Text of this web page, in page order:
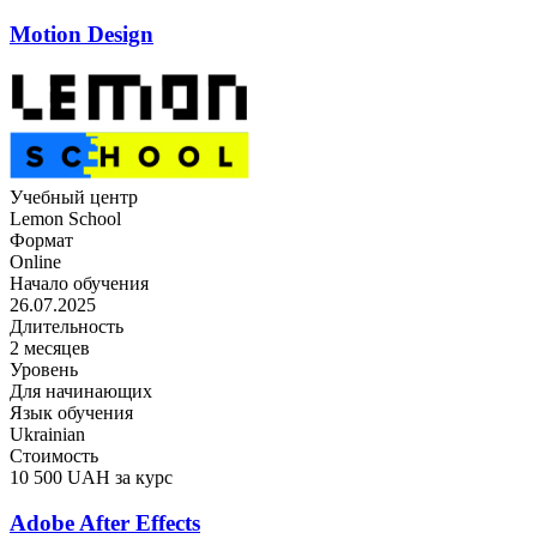
Motion Design
Учебный центр
Lemon School
Формат
Online
Начало обучения
26.07.2025
Длительность
2 месяцев
Уровень
Для начинающих
Язык обучения
Ukrainian
Стоимость
10 500 UAH за курс
Adobe After Effects